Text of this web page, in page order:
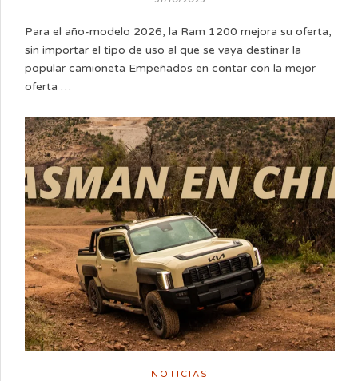
Para el año-modelo 2026, la Ram 1200 mejora su oferta,
sin importar el tipo de uso al que se vaya destinar la
popular camioneta Empeñados en contar con la mejor
oferta …
NOTICIAS